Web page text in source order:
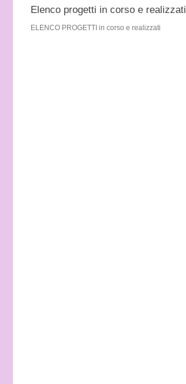
Elenco progetti in corso e realizzati
ELENCO PROGETTI in corso e realizzati